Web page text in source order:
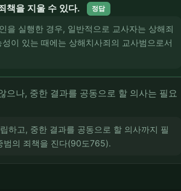
책을 지울 수 있다.
정답
을 실행한 경우, 일반적으로 교사자는 상해죄
이 있는 때에는 상해치사죄의 교사범으로서
으나, 중한 결과를 공동으로 할 의사는 필요
하고, 중한 결과를 공동으로 할 의사까지 필
범의 죄책을 진다(90도765).